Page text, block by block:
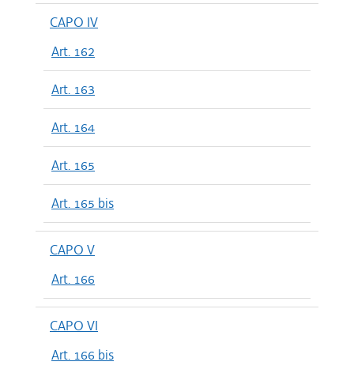
CAPO IV
Art. 162
Art. 163
Art. 164
Art. 165
Art. 165 bis
CAPO V
Art. 166
CAPO VI
Art. 166 bis